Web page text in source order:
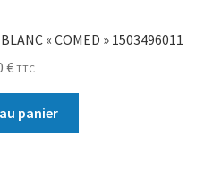
« COMED » 1503496011
€ TTC
panier